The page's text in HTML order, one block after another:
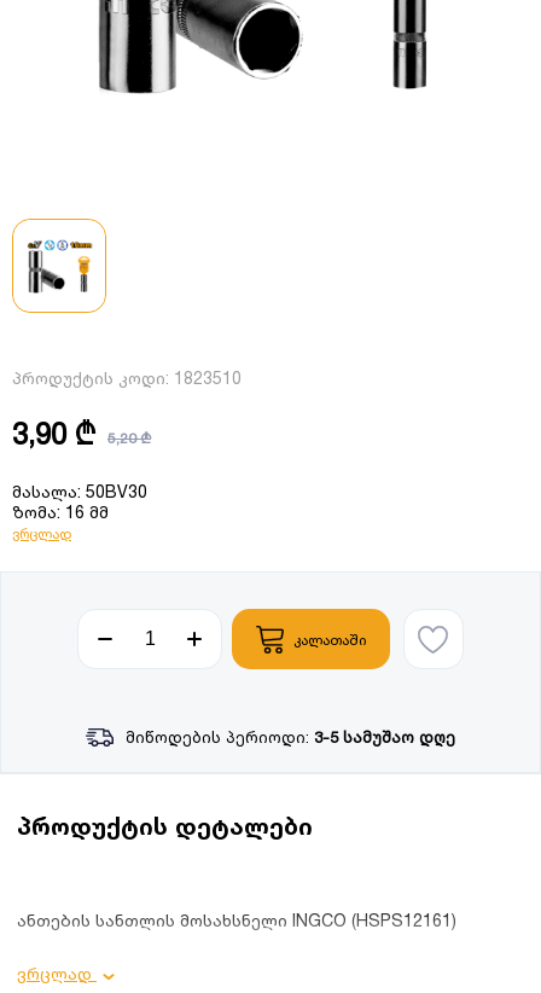
პროდუქტის კოდი: 1823510
3,90 ₾ 5,20 ₾
მასალა: 50BV30
ზომა: 16 მმ
ვრცლად
კალათაში
მიწოდების პერიოდი: 3-5 სამუშაო დღე
პროდუქტის დეტალები
ანთების სანთლის მოსახსნელი INGCO (HSPS12161)
პროდუქტის დეტალები:
ვრცლად